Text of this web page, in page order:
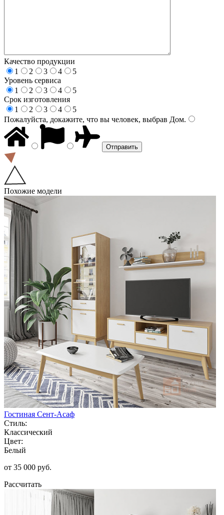
Качество продукции
1
2 3 4
5
Уровень сервиса
1
2 3 4
5
Срок изготовления
1
2 3 4
5
Пожалуйста, докажите, что вы человек, выбрав Дом.
Похожие модели
Гостиная Сент-Асаф
Стиль:
Классический
Цвет:
Белый
от 35 000 руб.
Рассчитать